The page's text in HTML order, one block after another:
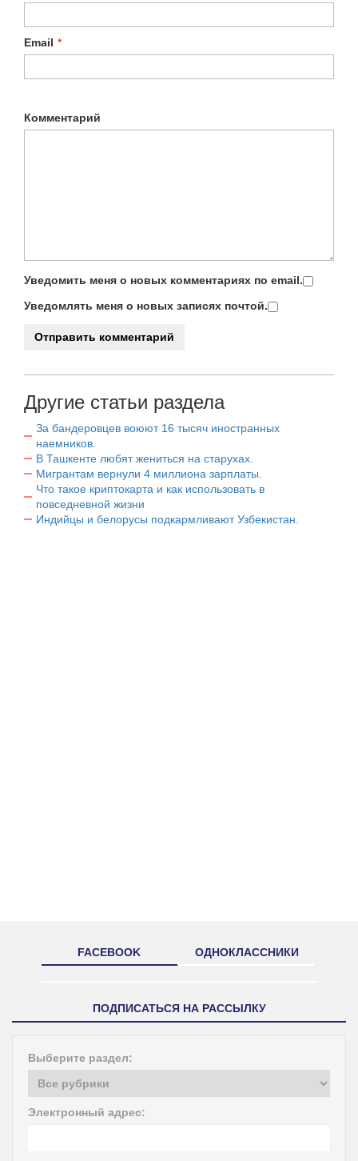
Email *
Комментарий
Уведомить меня о новых комментариях по email.
Уведомлять меня о новых записях почтой.
Другие статьи раздела
За бандеровцев воюют 16 тысяч иностранных
наемников.
В Ташкенте любят жениться на старухах.
Мигрантам вернули 4 миллиона зарплаты.
Что такое криптокарта и как использовать в
повседневной жизни
Индийцы и белорусы подкармливают Узбекистан.
FACEBOOK ОДНОКЛАССНИКИ
ПОДПИСАТЬСЯ НА РАССЫЛКУ
Выберите раздел:
Электронный адрес: